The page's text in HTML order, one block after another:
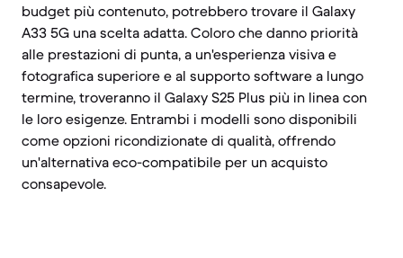
budget più contenuto, potrebbero trovare il Galaxy
A33 5G una scelta adatta. Coloro che danno priorità
alle prestazioni di punta, a un'esperienza visiva e
fotografica superiore e al supporto software a lungo
termine, troveranno il Galaxy S25 Plus più in linea con
le loro esigenze. Entrambi i modelli sono disponibili
come opzioni ricondizionate di qualità, offrendo
un'alternativa eco-compatibile per un acquisto
consapevole.